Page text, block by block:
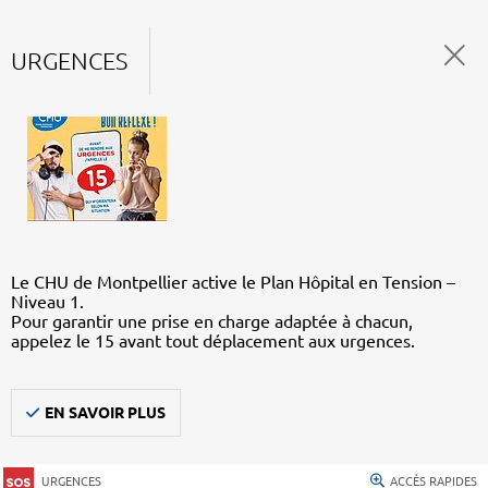
URGENCES
Le CHU de Montpellier active le Plan Hôpital en Tension –
Niveau 1.
Pour garantir une prise en charge adaptée à chacun,
appelez le 15 avant tout déplacement aux urgences.
EN SAVOIR PLUS
URGENCES ACCÈS RAPIDES